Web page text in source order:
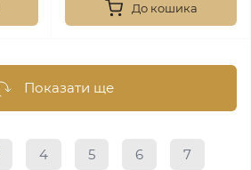
До кошика
Показати ще
4 5 6 7